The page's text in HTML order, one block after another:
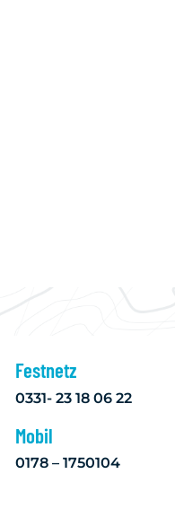
Festnetz
0331- 23 18 06 22
Mobil
0178 – 1750104